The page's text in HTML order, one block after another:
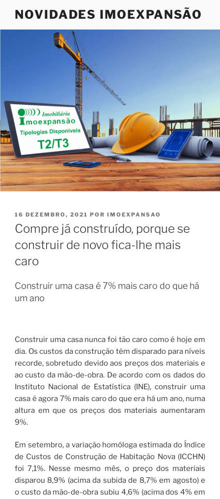
o
NOVIDADES IMOEXPANSÃO
PUBLICADO
EM
16 DEZEMBRO, 2021 POR IMOEXPANSAO
Compre já construído, porque se
construir de novo fica-lhe mais
caro
Construir uma casa é 7% mais caro do que há
um ano
Construir uma casa nunca foi tão caro como é hoje em
dia. Os custos da construção têm disparado para níveis
recorde, sobretudo devido aos preços dos materiais e
ao custo da mão-de-obra. De acordo com os dados do
Instituto Nacional de Estatística (INE), construir uma
casa é agora 7% mais caro do que era há um ano, numa
altura em que os preços dos materiais aumentaram
9%.
Em setembro, a variação homóloga estimada do Índice
de Custos de Construção de Habitação Nova (ICCHN)
foi 7,1%. Nesse mesmo mês, o preço dos materiais
disparou 8,9% (acima da subida de 8,7% em agosto) e
o custo da mão-de-obra subiu 4,6% (acima dos 4% em